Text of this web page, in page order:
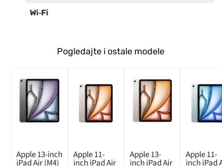
Wi‑Fi
Pogledajte i ostale modele
Apple 13-inch
iPad Air (M4)
Apple 11-
inch iPad Air
Apple 13-
inch iPad Air
Apple 11-
inch iPad